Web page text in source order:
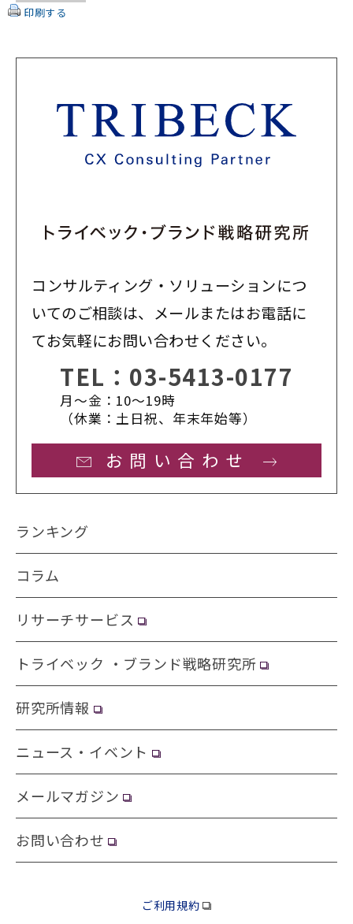
印刷する
コンサルティング・ソリューションにつ
いてのご相談は、メールまたはお電話に
てお気軽にお問い合わせください。
TEL： 03-5413-0177
月〜金：10〜19時
（休業：土日祝、年末年始等）
お問い合わせ
ランキング
コラム
リサーチサービス
トライベック ・ブランド戦略研究所
研究所情報
ニュース・イベント
メールマガジン
お問い合わせ
ご利用規約